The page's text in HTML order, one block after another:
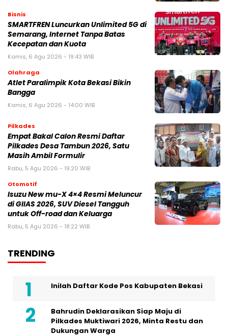
Bisnis
SMARTFREN Luncurkan Unlimited 5G di
Semarang, Internet Tanpa Batas
Kecepatan dan Kuota
Kamis, 6 Agu 2026 - 19:43 WIB
Olahraga
Atlet Paralimpik Kota Bekasi Bikin
Bangga
Kamis, 6 Agu 2026 - 14:00 WIB
Pilkades
Empat Bakal Calon Resmi Daftar
Pilkades Desa Tambun 2026, Satu
Masih Ambil Formulir
Rabu, 5 Agu 2026 - 19:20 WIB
Otomotif
Isuzu New mu-X 4×4 Resmi Meluncur
di GIIAS 2026, SUV Diesel Tangguh
untuk Off-road dan Keluarga
Rabu, 5 Agu 2026 - 18:22 WIB
TRENDING
Inilah Daftar Kode Pos Kabupaten Bekasi
Bahrudin Deklarasikan Siap Maju di
Pilkades Muktiwari 2026, Minta Restu dan
Dukungan Warga